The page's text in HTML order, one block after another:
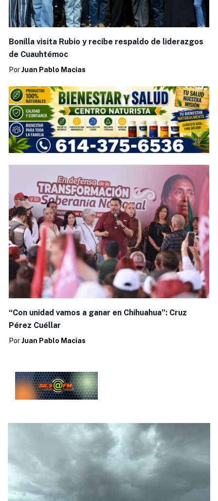
Bonilla visita Rubio y recibe respaldo de liderazgos
de Cuauhtémoc
Por Juan Pablo Macias
“Con unidad vamos a ganar en Chihuahua”: Cruz
Pérez Cuéllar
Por Juan Pablo Macias